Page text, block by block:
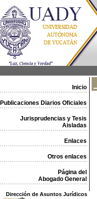
Inicio
Publicaciones Diarios Oficiales
Jurisprudencias y Tesis
Aisladas
Enlaces
Otros enlaces
Página del
Abogado General
Dirección de Asuntos Jurídicos